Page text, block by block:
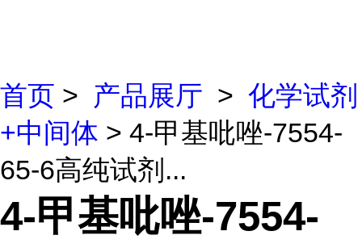
首页 > 产品展厅 > 化学试剂
+中间体 > 4-甲基吡唑-7554-
65-6高纯试剂...
4-甲基吡唑-7554-